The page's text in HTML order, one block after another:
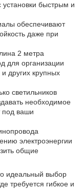
быстрым и
обеспечивают
даже при
2 метра
для организации
других крупных
светильников
необходимое
под ваши
электроэнергии
общие
идеальный выбор
требуется гибкое и